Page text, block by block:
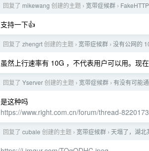
回复了 mikewang 创建的主题 › 宽带症候群 ›
支持一下👍
回复了 zhengrt创建的主题 › 宽带症候群 › 没有公网的
虽然上行速率有 10G ，不代表用户可以用。现
回复了 Yserver创建的主题 › 宽带症候群 › 有没有可能
是这种吗
https://www.right.com.cn/forum/thread-
回复了 cubale 创建的主题 › 宽带症候群 › 天塌了，湖北